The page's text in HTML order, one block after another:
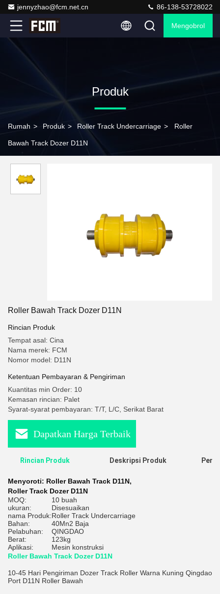
jennyzhao@fcm.net.cn 86-138-53728022
Mengobrol
Produk
Rumah > Produk > Roller Track Undercarriage > Roller
Bawah Track Dozer D11N
Roller Bawah Track Dozer D11N
Rincian Produk
Tempat asal: Cina
Nama merek: FCM
Nomor model: D11N
Ketentuan Pembayaran & Pengiriman
Kuantitas min Order: 10
Kemasan rincian: Palet
Syarat-syarat pembayaran: T/T, L/C, Serikat Barat
Dapatkan Harga Terbaik
Rincian Produk Deskripsi Produk
Menyoroti: Roller Bawah Track D11N,
Roller Track Dozer D11N
MOQ:
10 buah
ukuran:
Disesuaikan
nama Produk:Roller Track Undercarriage
Bahan:
40Mn2 Baja
Pelabuhan:
QINGDAO
Berat:
123kg
Aplikasi:
Mesin konstruksi
Roller Bawah Track Dozer D11N
10-45 Hari Pengiriman Dozer Track Roller Warna Kuning Qingdao
Port D11N Roller Bawah